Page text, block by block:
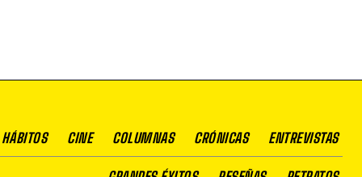
CINE COLUMNAS CRÓNICAS ENTREVISTAS